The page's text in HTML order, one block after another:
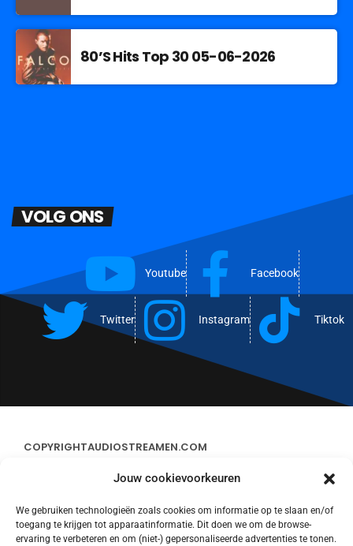
Jouw cookievoorkeuren
We gebruiken technologieën zoals cookies om informatie op te slaan en/of
toegang te krijgen tot apparaatinformatie. Dit doen we om de browse-
ervaring te verbeteren en om (niet-) gepersonaliseerde advertenties te tonen.
80’S Hits Top 30 05-06-2026
VOLG ONS
Youtube Facebook
Twitter Instagram Tiktok
COPYRIGHTAUDIOSTREAMEN.COM
CONTACT